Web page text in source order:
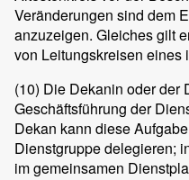
Veränderungen sind dem
anzuzeigen. Gleiches gilt
von Leitungskreisen
(10) Die Dekanin oder der
Geschäftsführung der
Dekan kann diese
Dienstgruppe delegieren;
im gemeinsamen